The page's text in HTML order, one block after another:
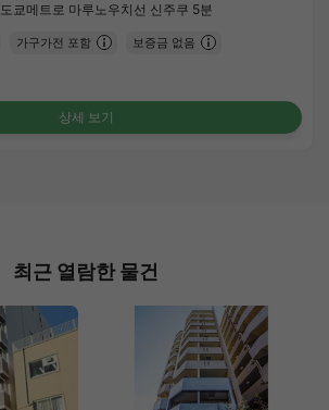
도쿄메트로 마루노우치선 신주쿠 5분
가구가전 포함 보증금 없음
상세 보기
최근 열람한 물건